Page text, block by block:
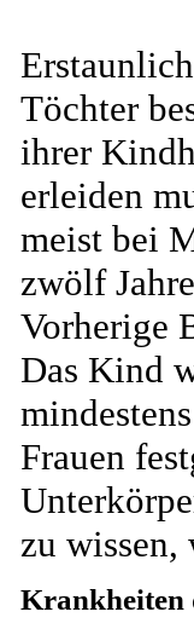
Töchter
ihrer
erleiden
meist bei
zwölf
Vorherige
Das Kind
Frauen
zu wissen,
Krankheiten